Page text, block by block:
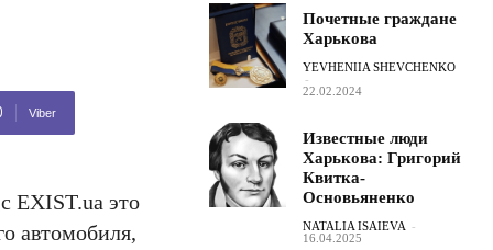
Viber
EXIST.ua это
автомобиля,
Почетные граждане
Харькова
YEVHENIIA SHEVCHENKO
-
22.02.2024
Известные люди
Харькова: Григорий
Квитка-
Основьяненко
NATALIA ISAIEVA -
16.04.2025